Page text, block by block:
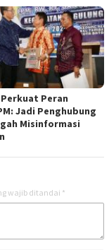
Peran
Jadi Penghubung
Misinformasi
wajib ditandai *